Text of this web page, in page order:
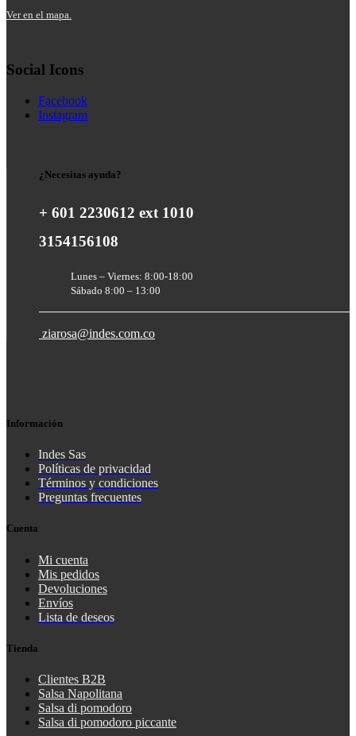
Ver en el mapa.
Social Icons
Facebook
Instagram
¿Necesitas ayuda?
+ 601 2230612 ext 1010
3154156108
Lunes – Viernes: 8:00-18:00
Sábado 8:00 – 13:00
ziarosa@indes.com.co
Información
Indes Sas
Políticas de privacidad
Términos y condiciones
Preguntas frecuentes
Cuenta
Mi cuenta
Mis pedidos
Devoluciones
Envíos
Lista de deseos
Tienda
Clientes B2B
Salsa Napolitana
Salsa di pomodoro
Salsa di pomodoro piccante